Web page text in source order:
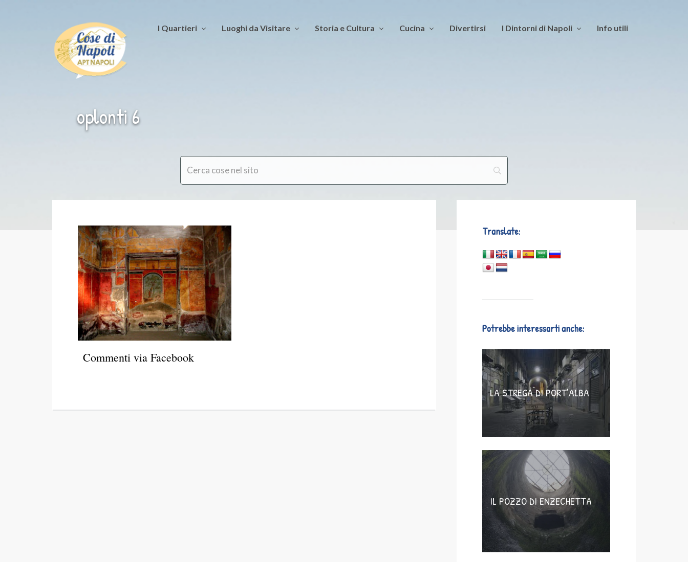
I Quartieri Luoghi da Visitare Storia e Cultura Cucina Divertirsi I Dintorni di Napoli Info utili
oplonti 6
Commenti via Facebook
Translate:
Potrebbe interessarti anche:
LA STREGA DI PORT’ALBA
IL POZZO DI ENZECHETTA